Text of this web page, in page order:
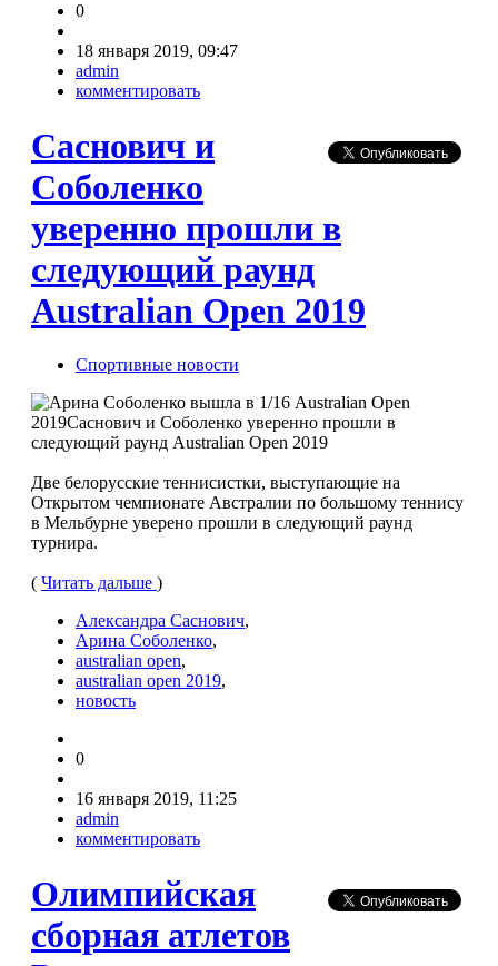
0
18 января 2019, 09:47
admin
комментировать
Саснович и
Соболенко
уверенно прошли в
следующий раунд
Australian Open 2019
Спортивные новости
Две белорусские теннисистки, выступающие на
Открытом чемпионате Австралии по большому теннису
в Мельбурне уверено прошли в следующий раунд
турнира.
( Читать дальше )
Александра Саснович,
Арина Соболенко,
australian open,
australian open 2019,
новость
0
16 января 2019, 11:25
admin
комментировать
Олимпийская
сборная атлетов